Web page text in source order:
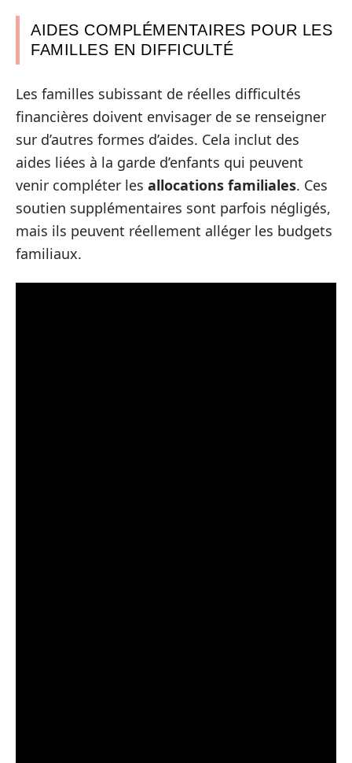
AIDES COMPLÉMENTAIRES POUR LES
FAMILLES EN DIFFICULTÉ
Les familles subissant de réelles difficultés
financières doivent envisager de se renseigner
sur d’autres formes d’aides. Cela inclut des
aides liées à la garde d’enfants qui peuvent
venir compléter les allocations familiales. Ces
soutien supplémentaires sont parfois négligés,
mais ils peuvent réellement alléger les budgets
familiaux.